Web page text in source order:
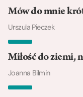
Mów do mnie
Urszula Pieczek
Miłość do ziemi,
Joanna Bilmin